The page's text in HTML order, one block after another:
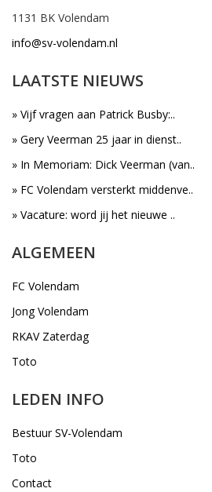
1131 BK Volendam
info@sv-volendam.nl
LAATSTE NIEUWS
» Vijf vragen aan Patrick Busby:..
» Gery Veerman 25 jaar in dienst..
» In Memoriam: Dick Veerman (van..
» FC Volendam versterkt middenve..
» Vacature: word jij het nieuwe ..
ALGEMEEN
FC Volendam
Jong Volendam
RKAV Zaterdag
Toto
LEDEN INFO
Bestuur SV-Volendam
Toto
Contact